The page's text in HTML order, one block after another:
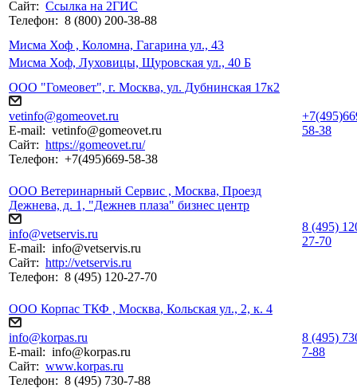
Сайт: Ссылка на 2ГИС
Телефон: 8 (800) 200-38-88
Мисма Хоф , Коломна, Гагарина ул., 43
Мисма Хоф, Луховицы, Щуровская ул., 40 Б
ООО "Гомеовет", г. Москва, ул. Дубнинская 17к2
vetinfo@gomeovet.ru
E-mail: vetinfo@gomeovet.ru
Сайт: https://gomeovet.ru/
Телефон: +7(495)669-58-38
58-38
ООО Ветеринарный Сервис , Москва, Проезд
Дежнева, д. 1, "Дежнев плаза" бизнес центр
info@vetservis.ru
E-mail: info@vetservis.ru
Сайт: http://vetservis.ru
Телефон: 8 (495) 120-27-70
8 (495)
27-70
ООО Корпас ТКФ , Москва, Кольская ул., 2, к. 4
info@korpas.ru
E-mail: info@korpas.ru
Сайт: www.korpas.ru
Телефон: 8 (495) 730-7-88
8 (495)
7-88